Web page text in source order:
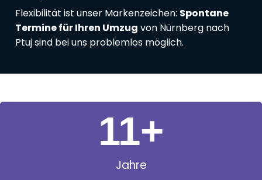
Flexibilität ist unser Markenzeichen: Spontane
Termine für Ihren Umzug von Nürnberg nach
Ptuj sind bei uns problemlos möglich.
Jahre
11+